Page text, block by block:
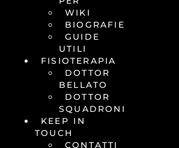
WIKI
BIOGRAFIE
GUIDE
UTILI
FISIOTERAPIA
DOTTOR
BELLATO
DOTTOR
SQUADRONI
KEEP IN
TOUCH
CONTATTI